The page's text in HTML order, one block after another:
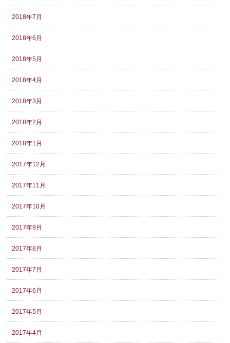
2018年7月
2018年6月
2018年5月
2018年4月
2018年3月
2018年2月
2018年1月
2017年12月
2017年11月
2017年10月
2017年9月
2017年8月
2017年7月
2017年6月
2017年5月
2017年4月